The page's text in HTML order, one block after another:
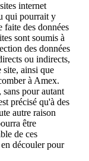
internet
qui pourrait y
faite des données
sont soumis à
des données
ou indirects,
site, ainsi que
à Amex.
pour autant
précisé qu'à des
autre raison
être
de ces
découler pour